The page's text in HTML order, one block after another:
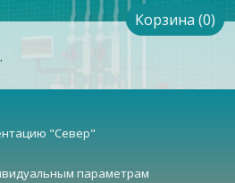
Корзина (0)
"Север"
параметрам